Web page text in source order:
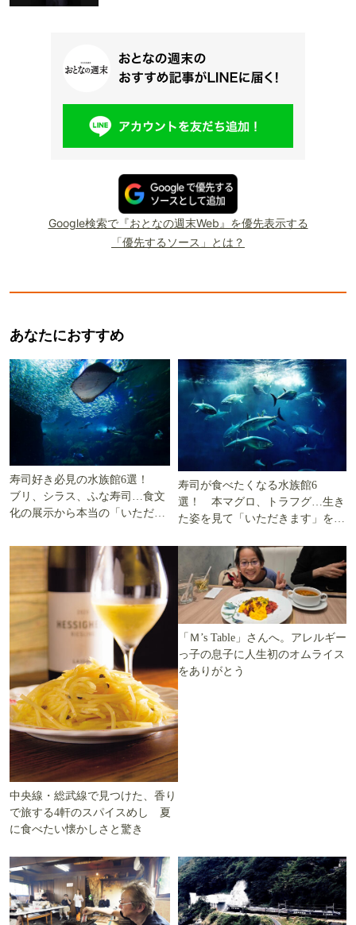
Google検索で『おとなの週末Web』を優先表示する
「優先するソース」とは？
あなたにおすすめ
寿司好き必見の水族館6選！
ブリ、シラス、ふな寿司…食文
化の展示から本当の「いただき
寿司が食べたくなる水族館6
選！ 本マグロ、トラフグ…生き
た姿を見て「いただきます」を考
中央線・総武線で見つけた、香り
で旅する4軒のスパイスめし 夏
に食べたい懐かしさと驚き
「Ｍ’s Table」さんへ。アレルギー
っ子の息子に人生初のオムライス
をありがとう